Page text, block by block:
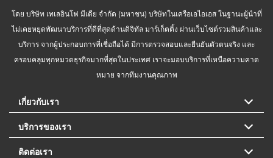
โดย บริษัท เทเลอินโฟ มีเดีย จำกัด (มหาชน) บริษัทในเครือเอไอเอส ในฐานะผู้นำที่
ไม่เคยหยุดพัฒนาบริการที่ดีที่สุดด้านดิจิทัล มาร์เก็ตติ้ง ผ่านเว็บไซต์รวมสินค้าและ
บริการ จากผู้ประกอบการที่เชื่อถือได้ มีการตรวจสอบและยืนยันตัวตนจริง และ
ครอบคลุมทุกหมวดธุรกิจมากที่สุดในประเทศ เราจะมอบบริการที่เหนือความคาด
หมาย จากทีมงานคุณภาพ
เกี่ยวกับเรา
บริการของเรา
ติดต่อเรา